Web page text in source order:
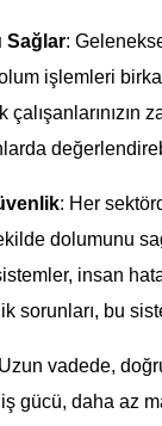
Sağlar:
işlemleri
: Her
dolumunu
insan
sorunları, bu
vadede,
gücü, daha az